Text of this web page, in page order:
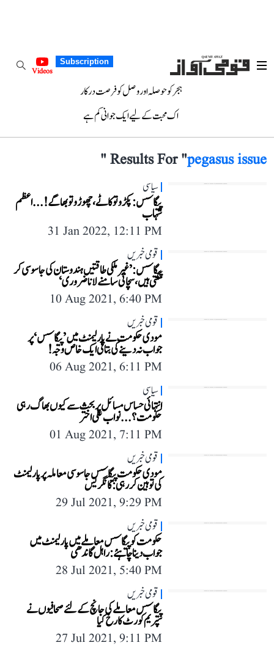
Subscription
Videos
ہجر کو حوصلہ اور وصل کو فرصت درکار
اک محبت کے لیے ایک جوانی کم ہے
Results For "pegasus issue
"
سیاسی
پیگاسس: پکڑو تو کاٹے، چھوڑو تو بھاگے!... اعظم
شہاب
31 Jan 2022, 12:11 PM
قومی خبریں
پیگاسس: ’غیر ملکی طاقتیں ہندوستان کی جاسوسی کر
سکتی ہیں، سچائی سامنے لانا ضروری‘
10 Aug 2021, 6:40 PM
قومی خبریں
مودی حکومت نے پارلیمنٹ میں ’پیگاسس‘ پر
جواب نہ دینے کی بتائی ایک خاص وجہ!
06 Aug 2021, 6:11 PM
سیاسی
انتہائی حساس مسائل پر بحث سے کیوں بھاگ رہی
حکومت؟... نواب علی اختر
01 Aug 2021, 7:11 PM
قومی خبریں
مودی حکومت پیگاسس جاسوسی معاملہ پر پارلیمنٹ
کی توہین کر رہی: کانگریس
29 Jul 2021, 9:29 PM
قومی خبریں
حکومت کو پیگاسس معاملے میں پارلیمنٹ میں
جواب دینا چاہئے: راہل گاندھی
28 Jul 2021, 5:40 PM
قومی خبریں
پیگاسس معاملے کی جانچ کے لئے صحافیوں نے
سپریم کورٹ کا رخ کیا
27 Jul 2021, 9:11 PM